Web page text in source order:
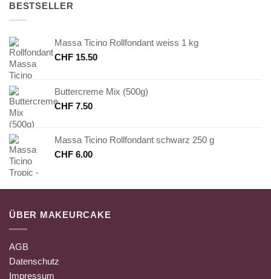
BESTSELLER
Massa Ticino Rollfondant weiss 1 kg
CHF 15.50
Buttercreme Mix (500g)
CHF 7.50
Massa Ticino Rollfondant schwarz 250 g
CHF 6.00
ÜBER MAKEURCAKE
AGB
Datenschutz
Impressum